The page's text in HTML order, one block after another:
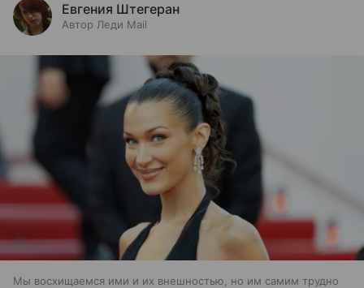
Евгения Штегеран
Автор Леди Mail
Мы восхищаемся ими и их внешностью, но им самим трудно